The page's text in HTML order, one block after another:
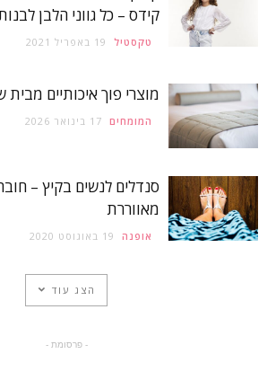
קידס – כל גווני הלבן
טקסטיל 19 באפריל 2021
מוצרי פוך איכותיים מבית
המומחים 17 בינואר 2026
סנדלים לנשים בקיץ –
מאווררת
אופנה 19 באוגוסט 2020
הצג עוד
- פרסומת -